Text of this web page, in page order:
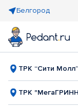
Белгород
ТРК “Сити Молл”
ТРК